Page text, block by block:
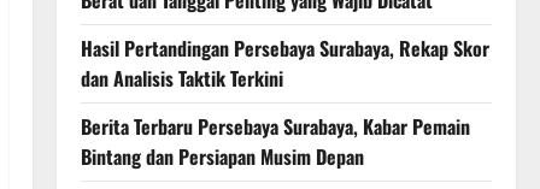
Hasil Pertandingan Persebaya Surabaya, Rekap Skor
dan Analisis Taktik Terkini
Berita Terbaru Persebaya Surabaya, Kabar Pemain
Bintang dan Persiapan Musim Depan